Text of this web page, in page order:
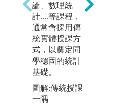
圖解:數據分析
結果圖
版權:逢甲大學
統計系自有照
片
論、數理統
計....等課程，
通常會採用傳
統實體授課方
式，以奠定同
學穩固的統計
基礎。
圖解:傳統授課
一隅